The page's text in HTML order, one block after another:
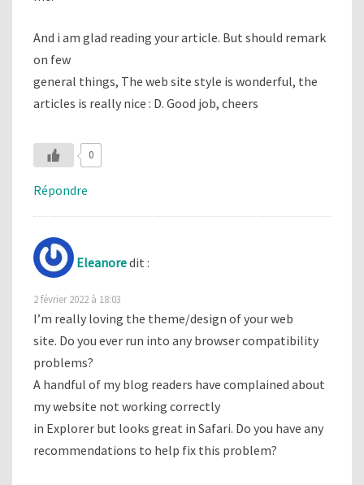
And i am glad reading your article. But should remark
on few
general things, The web site style is wonderful, the
articles is really nice : D. Good job, cheers
0
Répondre
Eleanoredit :
2 février 2022 à 18:03
I’m really loving the theme/design of your web
site. Do you ever run into any browser compatibility
problems?
A handful of my blog readers have complained about
my website not working correctly
in Explorer but looks great in Safari. Do you have any
recommendations to help fix this problem?